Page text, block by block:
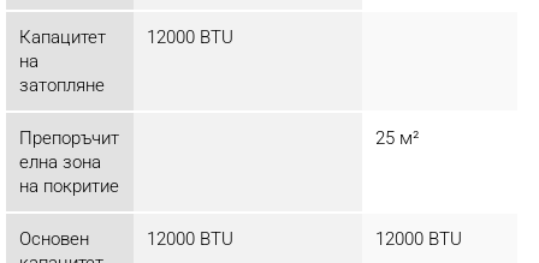
Капацитет
на
затопляне
12000 BTU
Препоръчит
елна зона
на покритие
25 м²
Основен
12000 BTU 12000 BTU